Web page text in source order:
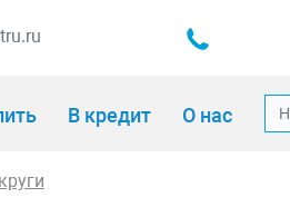
В кредит О нас